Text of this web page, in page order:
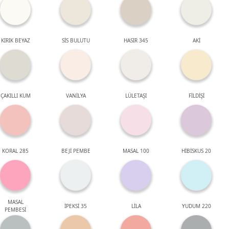
KIRIK BEYAZ SİS BULUTU HASIR 345 AKİ
ÇAKILLI KUM VANİLYA LÜLETAŞI FİLDİŞİ
KORAL 285 BEJİ PEMBE MASAL 100 HİBİSKUS 20
MASAL
PEMBESİ
İPEKSİ 35 LİLA YUDUM 220